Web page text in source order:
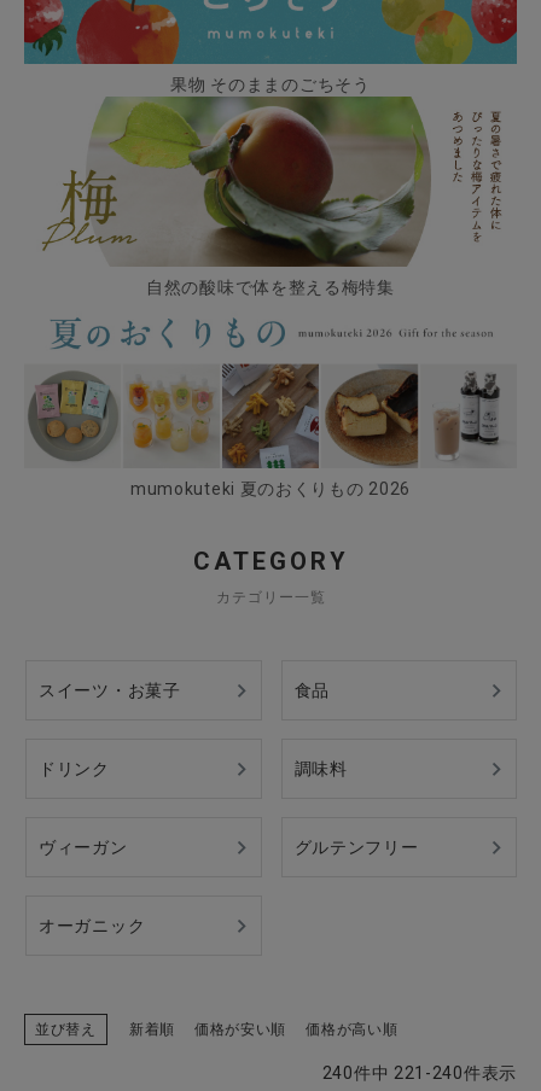
果物 そのままのごちそう
自然の酸味で体を整える梅特集
mumokuteki 夏のおくりもの 2026
CATEGORY
カテゴリー一覧
スイーツ・お菓子 食品
ドリンク 調味料
ヴィーガン グルテンフリー
オーガニック
並び替え 新着順 価格が安い順 価格が高い順
240件中 221 -240件表示